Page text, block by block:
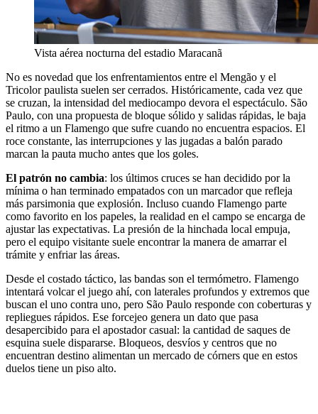
Vista aérea nocturna del estadio Maracanã
No es novedad que los enfrentamientos entre el Mengão y el
Tricolor paulista suelen ser cerrados. Históricamente, cada vez que
se cruzan, la intensidad del mediocampo devora el espectáculo. São
Paulo, con una propuesta de bloque sólido y salidas rápidas, le baja
el ritmo a un Flamengo que sufre cuando no encuentra espacios. El
roce constante, las interrupciones y las jugadas a balón parado
marcan la pauta mucho antes que los goles.
El patrón no cambia: los últimos cruces se han decidido por la
mínima o han terminado empatados con un marcador que refleja
más parsimonia que explosión. Incluso cuando Flamengo parte
como favorito en los papeles, la realidad en el campo se encarga de
ajustar las expectativas. La presión de la hinchada local empuja,
pero el equipo visitante suele encontrar la manera de amarrar el
trámite y enfriar las áreas.
Desde el costado táctico, las bandas son el termómetro. Flamengo
intentará volcar el juego ahí, con laterales profundos y extremos que
buscan el uno contra uno, pero São Paulo responde con coberturas y
repliegues rápidos. Ese forcejeo genera un dato que pasa
desapercibido para el apostador casual: la cantidad de saques de
esquina suele dispararse. Bloqueos, desvíos y centros que no
encuentran destino alimentan un mercado de córners que en estos
duelos tiene un piso alto.